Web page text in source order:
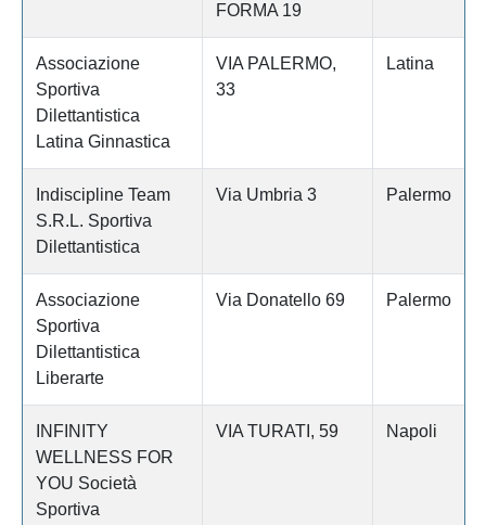
FORMA 19
Associazione
Sportiva
Dilettantistica
Latina Ginnastica
VIA PALERMO,
33
Latina
Indiscipline Team
S.R.L. Sportiva
Dilettantistica
Via Umbria 3 Palermo
Associazione
Sportiva
Dilettantistica
Liberarte
Via Donatello 69 Palermo
INFINITY
WELLNESS FOR
YOU Società
Sportiva
VIA TURATI, 59 Napoli